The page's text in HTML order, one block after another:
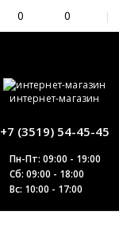
0 0 |
интернет-магазин
+7 (3519) 54-45-45
Пн-Пт: 09:00 - 19:00
Сб: 09:00 - 18:00
Вс: 10:00 - 17:00